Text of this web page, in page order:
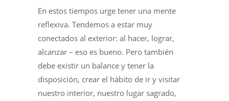
En estos tiempos urge tener una mente
reflexiva. Tendemos a estar muy
conectados al exterior: al hacer, lograr,
alcanzar – eso es bueno. Pero también
debe existir un balance y tener la
disposición, crear el hábito de ir y visitar
nuestro interior, nuestro lugar sagrado,